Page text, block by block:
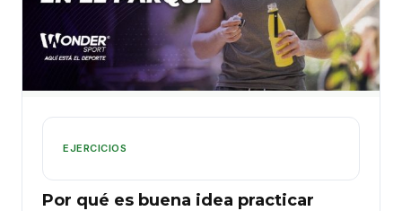
EJERCICIOS
Por qué es buena idea practicar